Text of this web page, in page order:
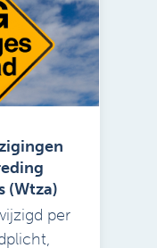
(Wtza)
per